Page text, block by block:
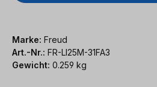
Marke: Freud
Art.-Nr.: FR-LI25M-31FA3
Gewicht: 0.259 kg